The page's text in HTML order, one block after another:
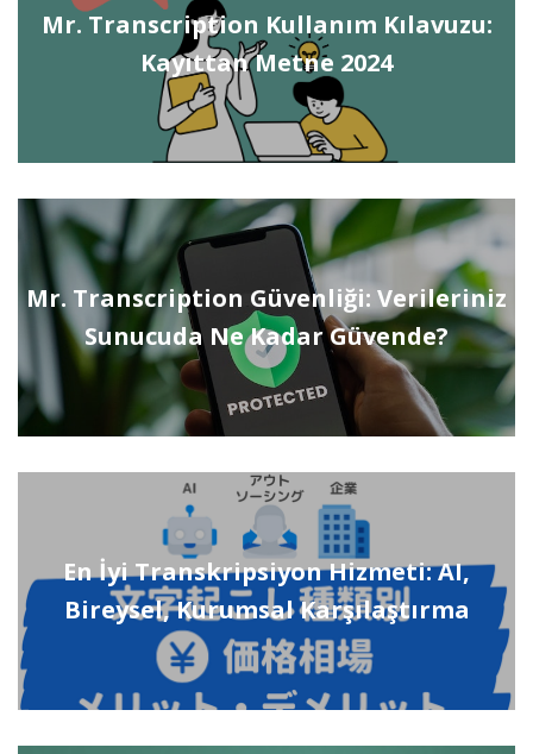
Mr. Transcription Kullanım Kılavuzu:
Kayıttan Metne 2024
Mr. Transcription Güvenliği: Verileriniz
Sunucuda Ne Kadar Güvende?
En İyi Transkripsiyon Hizmeti: AI,
Bireysel, Kurumsal Karşılaştırma